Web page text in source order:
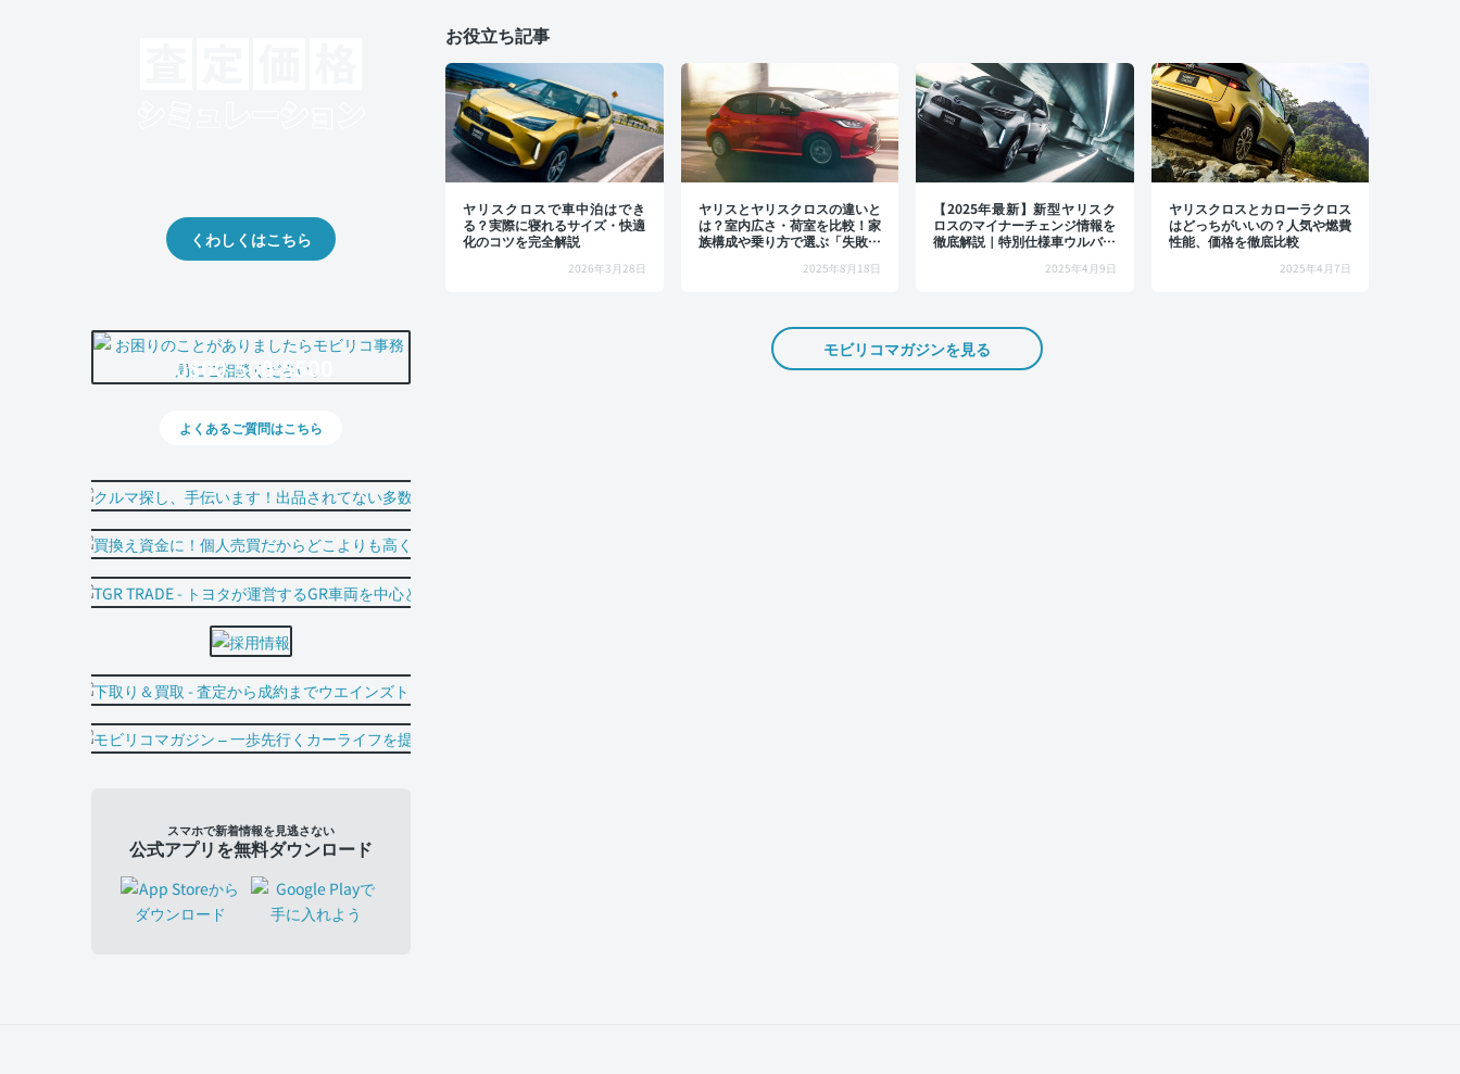
お役立ち記事
ヤリスクロスで車中泊はでき
る？実際に寝れるサイズ・快適
化のコツを完全解説
2026年3月28日
ヤリスとヤリスクロスの違いと
は？室内広さ・荷室を比較！家
族構成や乗り方で選ぶ「失敗し
2025年8月18日
【2025年最新】新型ヤリスク
ロスのマイナーチェンジ情報を
徹底解説｜特別仕様車ウルバー
2025年4月9日
ヤリスクロスとカローラクロス
はどっちがいいの？人気や燃費
性能、価格を徹底比較
2025年4月7日
モビリコマガジンを見る
くわしくはこちら
0800-500-5500
よくあるご質問はこちら
スマホで新着情報を見逃さない
公式アプリを無料ダウンロード